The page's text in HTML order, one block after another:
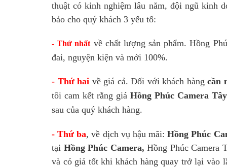
thuật có kinh nghiệm lâu năm, đội ngũ kinh
bảo cho quý khách 3 yếu tố:
- Thứ nhất về chất lượng sản phẩm. Hồng
đai, nguyện kiện và mới 100%.
- Thứ hai về giá cả. Đối với khách hàngcần
tôi cam kết rằng giá Hồng Phúc Camera
sau của quý khách hàng.
- Thứ ba, về dịch vụ hậu mãi:Hồng Phúc
tại Hồng Phúc Camera,Hồng Phúc Camera
và có giá tốt khi khách hàng quay trở lại vào